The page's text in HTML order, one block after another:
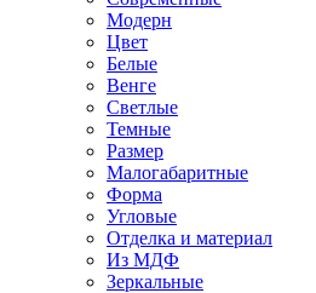
Модерн
Цвет
Белые
Венге
Светлые
Темные
Размер
Малогабаритные
Форма
Угловые
Отделка и материал
Из МДФ
Зеркальные